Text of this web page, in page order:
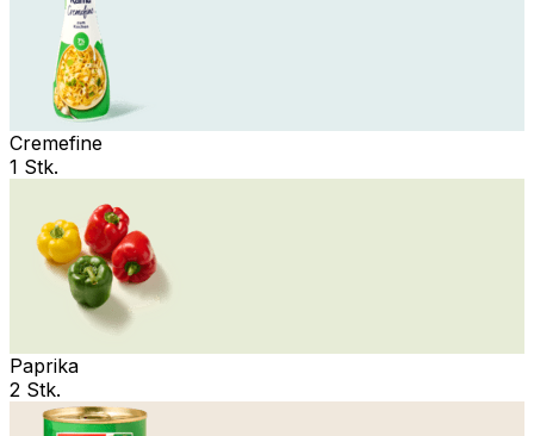
Cremefine
1 Stk.
Paprika
2 Stk.